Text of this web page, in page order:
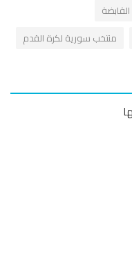
سورية لكرة القدم